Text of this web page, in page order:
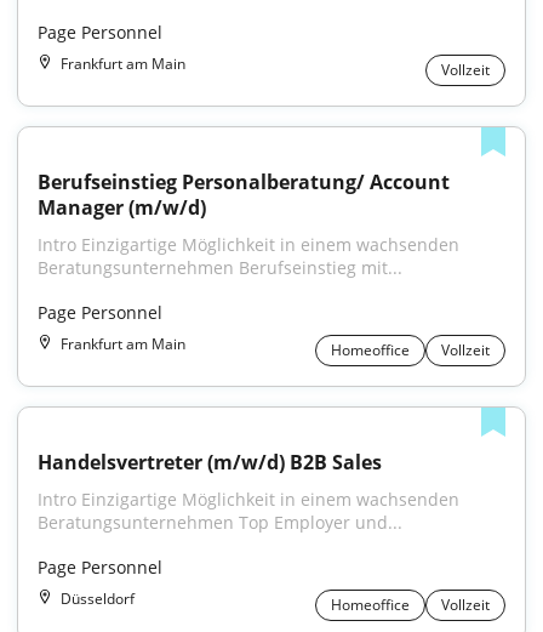
Page Personnel
Frankfurt am Main Vollzeit
Berufseinstieg Personalberatung/ Account
Manager (m/w/d)
Intro Einzigartige Möglichkeit in einem wachsenden
Beratungsunternehmen Berufseinstieg mit...
Page Personnel
Frankfurt am Main Homeoffice Vollzeit
Handelsvertreter (m/w/d) B2B Sales
Intro Einzigartige Möglichkeit in einem wachsenden
Beratungsunternehmen Top Employer und...
Page Personnel
Düsseldorf Homeoffice Vollzeit